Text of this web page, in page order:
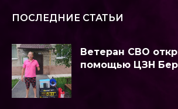
ПОСЛЕДНИЕ СТАТЬИ
Ветеран СВО
помощью ЦЗН